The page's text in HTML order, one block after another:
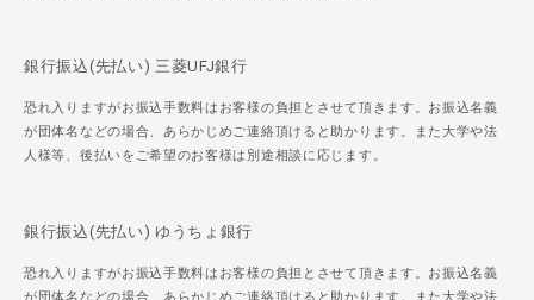
銀行振込(先払い) 三菱UFJ銀行
恐れ入りますがお振込手数料はお客様の負担とさせて頂きます。お振込名義
が団体名などの場合、あらかじめご連絡頂けると助かります。また大学や法
人様等、後払いをご希望のお客様は別途相談に応じます。
銀行振込(先払い) ゆうちょ銀行
恐れ入りますがお振込手数料はお客様の負担とさせて頂きます。お振込名義
が団体名などの場合、あらかじめご連絡頂けると助かります。また大学や法